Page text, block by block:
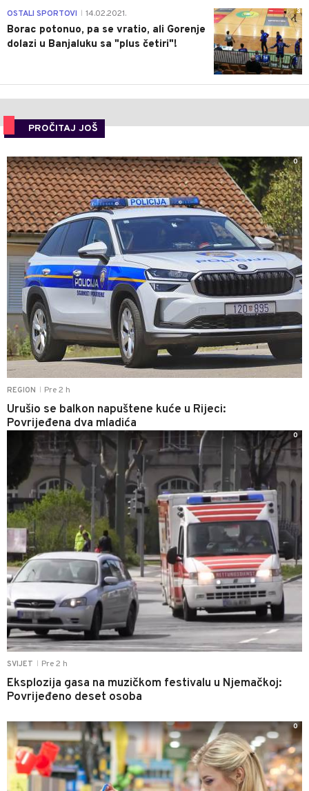
3
OSTALI SPORTOVI 14.02.2021.
Borac potonuo, pa se vratio, ali Gorenje
dolazi u Banjaluku sa "plus četiri"!
PROČITAJ JOŠ
REGION Pre 2 h
Urušio se balkon napuštene kuće u Rijeci:
Povrijeđena dva mladića
0
SVIJET Pre 2 h
Eksplozija gasa na muzičkom festivalu u Njemačkoj:
Povrijeđeno deset osoba
0
0